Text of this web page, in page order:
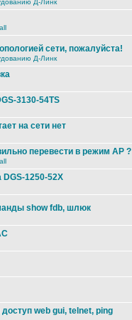
Д-Линк
сети, пожалуйста!
Д-Линк
3130-54TS
на сети нет
перевести в режим AP ?
DGS-1250-52X
show fdb, шлюк
web gui, telnet, ping